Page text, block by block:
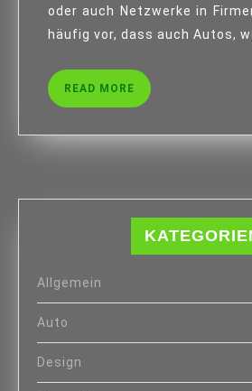
oder auch Netzwerke in
häufig vor, dass auch Autos,
READ MORE READ
MORE
Allgemein
Auto
Design